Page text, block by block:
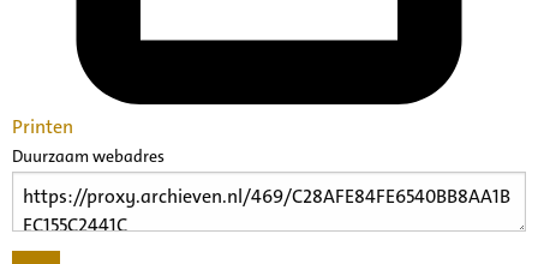
Printen
Duurzaam webadres